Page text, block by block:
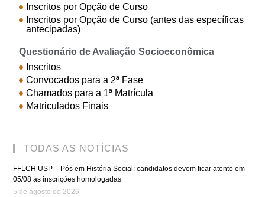
Inscritos por Opção de Curso
Inscritos por Opção de Curso (antes das específicas
antecipadas)
Questionário de Avaliação Socioeconômica
Inscritos
Convocados para a 2ª Fase
Chamados para a 1ª Matrícula
Matriculados Finais
TODAS AS NOTÍCIAS
FFLCH USP – Pós em História Social: candidatos devem ficar atento em
05/08 às inscrições homologadas
5 de agosto de 2026